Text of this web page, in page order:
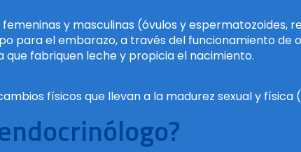
y masculinas (óvulos y
para el embarazo, a través del funcionamiento
que fabriquen leche y propicia el nacimiento.
físicos que llevan a la madurez sexual y